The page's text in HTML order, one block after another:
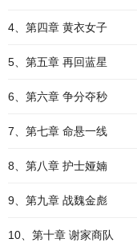
4、第四章 黄衣女子
5、第五章 再回蓝星
6、第六章 争分夺秒
7、第七章 命悬一线
8、第八章 护士娅婻
9、第九章 战魏金彪
10、第十章 谢家商队